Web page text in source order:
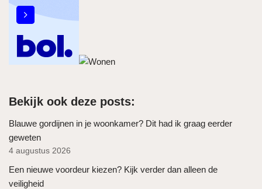
Bekijk ook deze posts:
Blauwe gordijnen in je woonkamer? Dit had ik graag eerder
geweten
4 augustus 2026
Een nieuwe voordeur kiezen? Kijk verder dan alleen de
veiligheid